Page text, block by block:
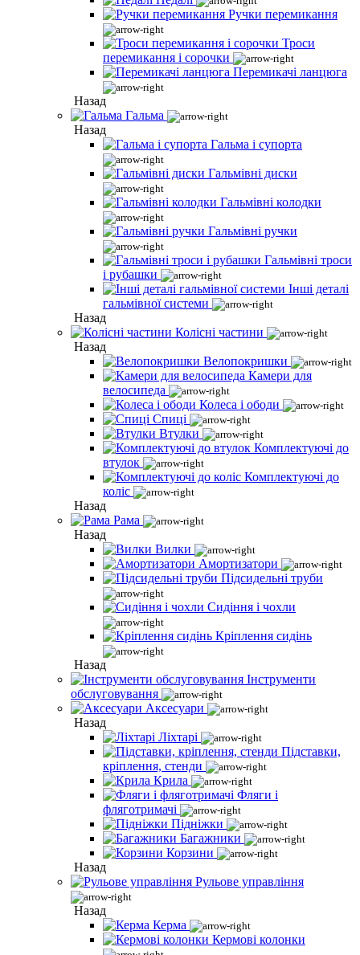
Ручки перемикання
Троси
перемикання і сорочки
Перемикачі ланцюга
Назад
Гальма
Назад
Гальма і супорта
Гальмівні диски
Гальмівні колодки
Гальмівні ручки
Гальмівні троси
і рубашки
Інші деталі
гальмівної системи
Назад
Колісні частини
Назад
Велопокришки
Камери для
велосипеда
Колеса і ободи
Спиці
Втулки
Комплектуючі до
втулок
Комплектуючі до
коліс
Назад
Рама
Назад
Вилки
Амортизатори
Підсидельні труби
Сидіння і чохли
Кріплення сидінь
Назад
Інструменти
обслуговування
Аксесуари
Назад
Ліхтарі
Підставки,
кріплення, стенди
Крила
Фляги і
фляготримачі
Підніжки
Багажники
Корзини
Назад
Рульове управління
Назад
Керма
Кермові колонки